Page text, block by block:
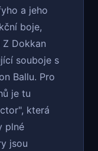
a jeho
boje,
Dokkan
souboje s
Ballu. Pro
je tu
která
plné
jsou